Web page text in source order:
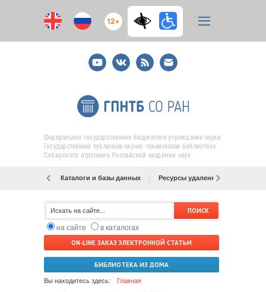
12+
YoutubeВКонтакте
RSS
E-
mail
подписка
Федеральное государственное бюджетное учреждение науки
Государственная публичная научно-техническая библиотека
Сибирского отделения Российской академии наук
Каталоги и базы данных Ресурсы удаленного доступа
на сайте
в каталогах
ON-LINE ЗАКАЗ ЭЛЕКТРОННОЙ СТАТЬИ
БИБЛИОТЕКА ИЗ ДОМА
Вы находитесь здесь: Главная